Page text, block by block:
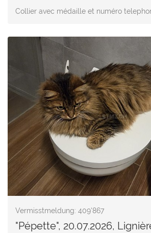
Collier avec médaille et numéro
Vermisstmeldung: 409'867
"Pépette", 20.07.2026,